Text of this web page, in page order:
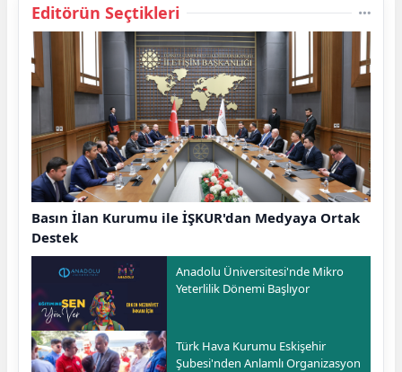
Editörün Seçtikleri
Basın İlan Kurumu ile İŞKUR'dan Medyaya Ortak
Destek
Anadolu Üniversitesi'nde Mikro
Yeterlilik Dönemi Başlıyor
Türk Hava Kurumu Eskişehir
Şubesi'nden Anlamlı Organizasyon